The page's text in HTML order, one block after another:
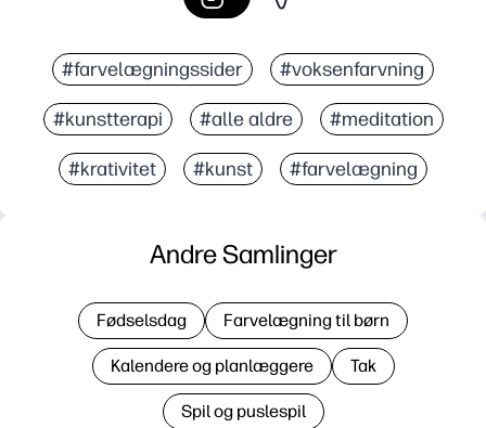
#farvelægningssider #voksenfarvning
#kunstterapi #alle aldre #meditation
#krativitet #kunst #farvelægning
Andre Samlinger
Fødselsdag Farvelægning til børn
Kalendere og planlæggere Tak
Spil og puslespil